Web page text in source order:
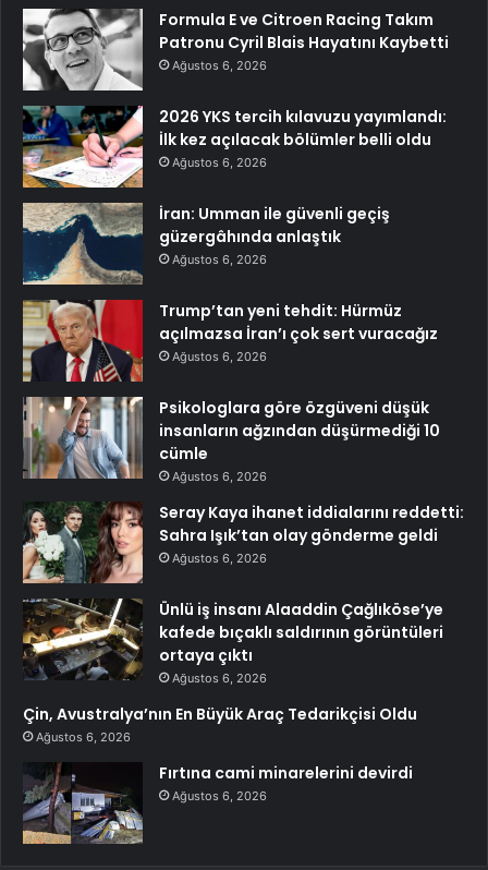
Formula E ve Citroen Racing Takım
Patronu Cyril Blais Hayatını Kaybetti
Ağustos 6, 2026
2026 YKS tercih kılavuzu yayımlandı:
İlk kez açılacak bölümler belli oldu
Ağustos 6, 2026
İran: Umman ile güvenli geçiş
güzergâhında anlaştık
Ağustos 6, 2026
Trump’tan yeni tehdit: Hürmüz
açılmazsa İran’ı çok sert vuracağız
Ağustos 6, 2026
Psikologlara göre özgüveni düşük
insanların ağzından düşürmediği 10
cümle
Ağustos 6, 2026
Seray Kaya ihanet iddialarını reddetti:
Sahra Işık’tan olay gönderme geldi
Ağustos 6, 2026
Ünlü iş insanı Alaaddin Çağlıköse’ye
kafede bıçaklı saldırının görüntüleri
ortaya çıktı
Ağustos 6, 2026
Çin, Avustralya’nın En Büyük Araç Tedarikçisi Oldu
Ağustos 6, 2026
Fırtına cami minarelerini devirdi
Ağustos 6, 2026